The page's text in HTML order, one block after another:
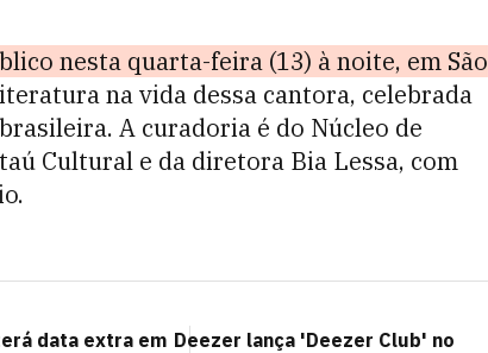
nesta quarta-feira (13) à noite, em São
na vida dessa cantora, celebrada
A curadoria é do Núcleo de
Cultural e da diretora Bia Lessa, com
data extra em Deezer lança 'Deezer Club' no